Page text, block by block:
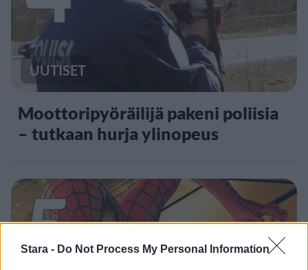
Stara - Do Not Process My Personal Information
UUTISET
Moottoripyöräilijä pakeni poliisia
– tutkaan hurja ylinopeus
5